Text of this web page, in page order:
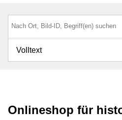
Volltext
Onlineshop für